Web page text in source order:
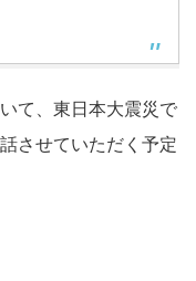
て、東日本大震災で
させていただく予定